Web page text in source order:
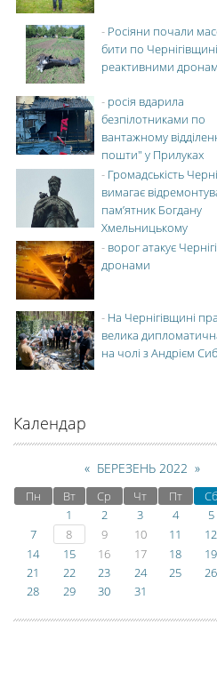
- Росіяни почали
бити по Чернігівщині
реактивними
- росія вдарила
безпілотниками по
вантажному
пошти" у Прилуках
- Громадськість
вимагає
пам’ятник Богдану
Хмельницькому
- ворог атакує
дронами
- На Чернігівщині
велика
на чолі з Андрієм
Календар
« БЕРЕЗЕНЬ 2022 »
Пн Вт Ср Чт Пт Сб
1
2 3 4 5
7
8 9 10 11 12
14
15 16 17 18 19
21
22 23 24 25 26
28
29 30 31